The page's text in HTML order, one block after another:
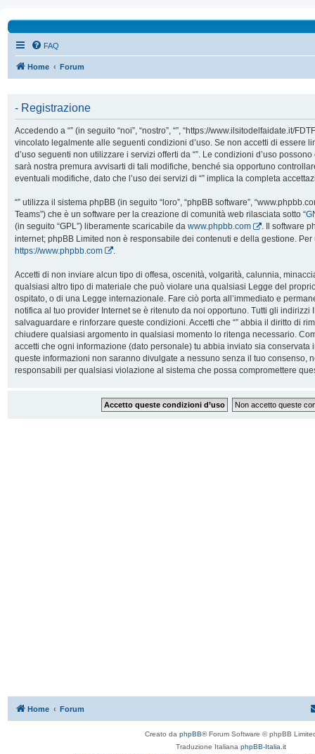
FAQ
Home Forum
- Registrazione
Accedendo a “” (in seguito “noi”, “nostro”, “”, “https://www.ilsitodelfaidate.it/
vincolato legalmente alle seguenti condizioni d’uso. Se non accetti di essere
d’uso seguenti non utilizzare i servizi offerti da “”. Le condizioni d’uso
sarà nostra premura avvisarti di tali modifiche, benché sia opportuno
eventuali modifiche, dato che l’uso dei servizi di “” implica la completa
“” utilizza il sistema phpBB (in seguito “loro”, “phpBB software”,
Teams”) che è un software per la creazione di comunità web rilasciata sotto “
(in seguito “GPL”) liberamente scaricabile da www.phpbb.com
. Il software
internet; phpBB Limited non è responsabile dei contenuti e della gestione.
https://www.phpbb.com
Accetti di non inviare alcun tipo di offesa, oscenità, volgarità, calunnia,
qualsiasi altro tipo di materiale che può violare una qualsiasi Legge del
ospitato, o di una Legge internazionale. Fare ciò porta all’immediato e
notifica al tuo provider Internet se è ritenuto da noi opportuno. Tutti gli indirizzi
salvaguardare e rinforzare queste condizioni. Accetti che “” abbia il diritto di
chiudere qualsiasi argomento in qualsiasi momento lo ritenga necessario.
accetti che ogni informazione (dato personale) tu abbia inviato sia conservata
queste informazioni non saranno divulgate a nessuno senza il tuo consenso,
responsabili per qualsiasi violazione al sistema che possa compromettere
Home Forum
Creato da phpBB® Forum Software © phpBB
Traduzione Italiana phpBB-Italia.it